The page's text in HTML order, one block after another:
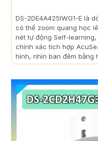
DS-2DE4A425IWG1-E là
có thể zoom quang học
nét tự động Self-
chính xác tích hợp
hình, nhìn ban đêm bằng